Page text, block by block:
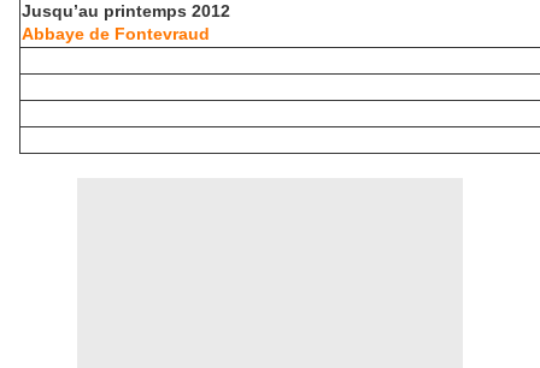
Jusqu’au printemps 2012
Abbaye de Fontevraud